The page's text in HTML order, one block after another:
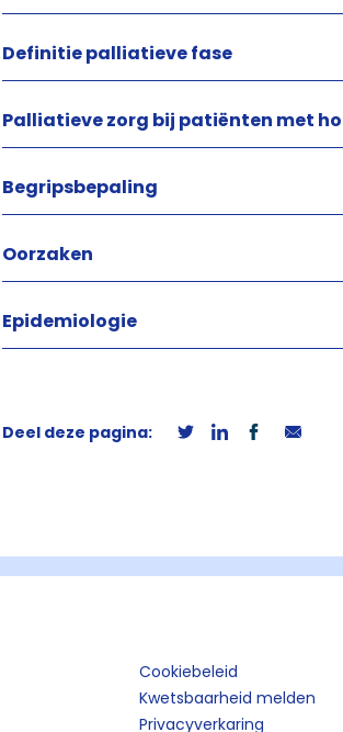
Definitie palliatieve fase
Palliatieve zorg bij patiënten met
Begripsbepaling
Oorzaken
Epidemiologie
Deel deze pagina:
Cookiebeleid
Kwetsbaarheid melden
Privacyverkaring